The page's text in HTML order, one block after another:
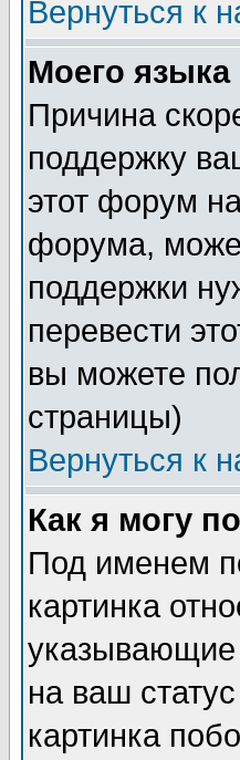
Вернуться к
Моего языка
Причина
поддержку
этот форум
форума,
поддержки
перевести
вы можете
страницы)
Вернуться к
Как я могу
Под именем
картинка
указывающие
на ваш
картинка